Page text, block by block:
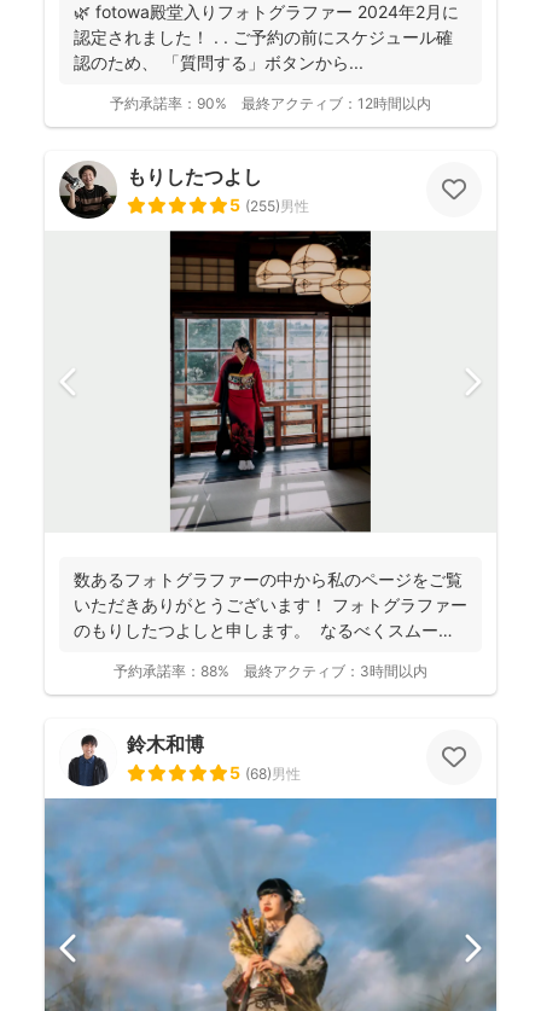
🌿 fotowa殿堂入りフォトグラファー 2024年2月に
認定されました！ . . ご予約の前にスケジュール確
認のため、 「質問する」ボタンから...
予約承諾率： 90% 最終アクティブ： 12時間以内
もりしたつよし
5 (255)男性
数あるフォトグラファーの中から私のページをご覧
いただきありがとうございます！ フォトグラファー
のもりしたつよしと申します。 なるべくスムーズ
予約承諾率： 88% 最終アクティブ： 3時間以内
鈴木和博
5 (68)男性